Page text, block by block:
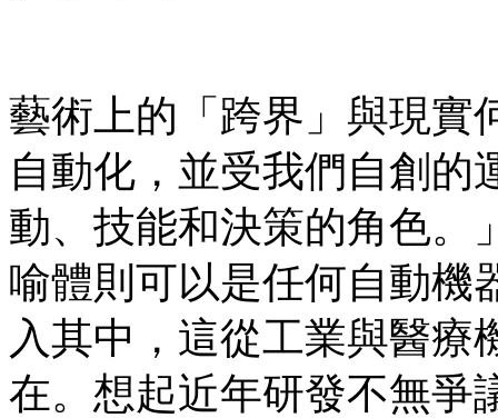
藝術上的「跨界」與現實
自動化，並受我們自創的
動、技能和決策的角色。
喻體則可以是任何自動機
入其中，這從工業與醫療
在。想起近年研發不無爭